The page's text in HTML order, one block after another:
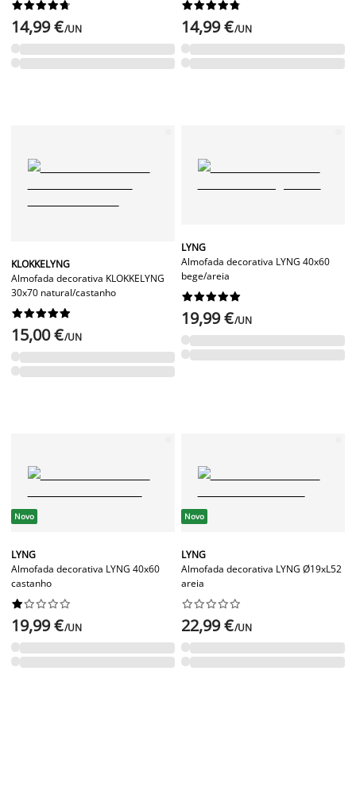






14,99 €/UN






14,99 €/UN
KLOKKELYNG
Almofada decorativa KLOKKELYNG
30x70 natural/castanho






15,00 €/UN
LYNG
Almofada decorativa LYNG 40x60
bege/areia






19,99 €/UN
Novo
LYNG
Almofada decorativa LYNG 40x60
castanho






19,99 €/UN
Novo
LYNG
Almofada decorativa LYNG Ø19xL52
areia






22,99 €/UN